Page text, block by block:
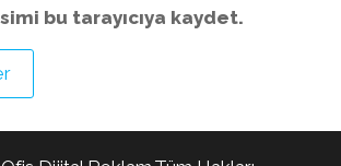
bu tarayıcıya kaydet.